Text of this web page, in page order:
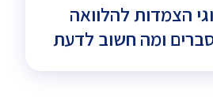
הצמדות להלוואה
ומה חשוב לדעת